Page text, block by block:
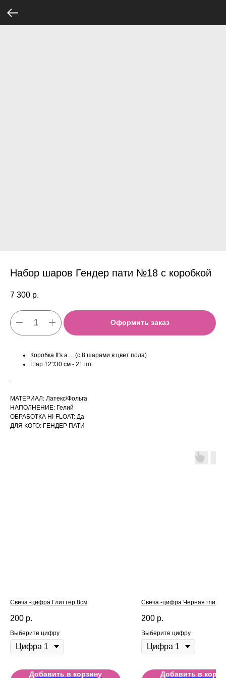
Набор шаров Гендер пати №18 с коробкой
7 300 р.
Оформить заказ
Коробка It's a ... (c 8 шарами в цвет пола)
Шар 12"/30 см - 21 шт.
МАТЕРИАЛ: Латекс/Фольга
НАПОЛНЕНИЕ: Гелий
ОБРАБОТКА HI-FLOAT: Да
ДЛЯ КОГО: ГЕНДЕР ПАТИ
Свеча -цифра Глиттер 8см
200 р.
Выберите цифру
Добавить в корзину
Свеча -цифра Черная
200 р.
Выберите цифру
Добавить в